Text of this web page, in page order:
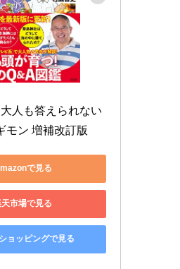
人も答えられない
モン 増補改訂版
で見る
市場で見る
ョッピングで見る